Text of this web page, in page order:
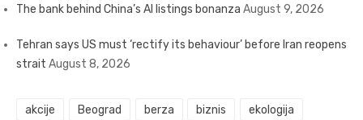
The bank behind China’s AI listings bonanza August 9, 2026
Tehran says US must ‘rectify its behaviour’ before Iran reopens
strait August 8, 2026
akcije Beograd berza biznis ekologija